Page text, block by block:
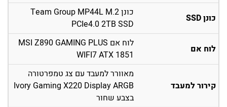
כונן SSD
כונן Team Group MP44L M.2
PCIe4.0 2TB SSD
לוח אם
לוח אם MSI Z890 GAMING PLUS
WIFI7 ATX 1851
קירור למעבד
מאוורר למעבד עם צג טמפרטורה
Ivory Gaming X220 Display ARGB
בצבע שחור